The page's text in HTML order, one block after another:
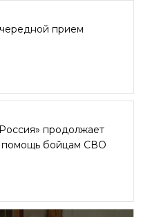
прием
продолжает
помощь бойцам СВО